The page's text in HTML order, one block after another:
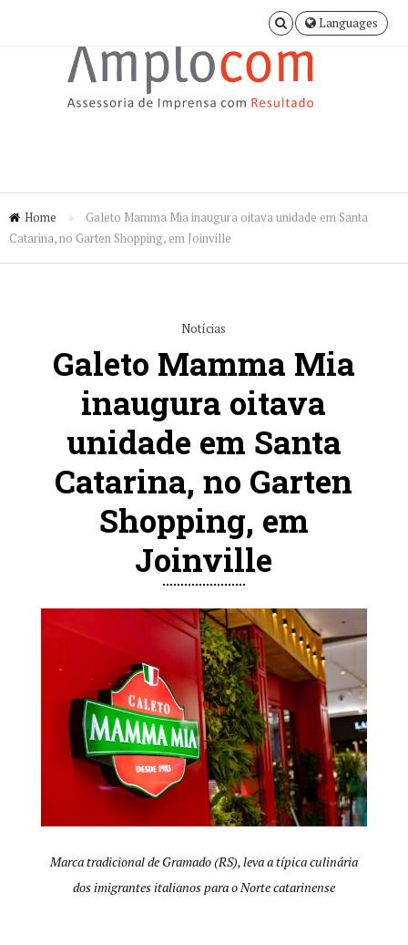
Languages
Home »
Galeto Mamma Mia inaugura oitava unidade em Santa
Catarina, no Garten Shopping, em Joinville
Notícias
Galeto Mamma Mia
inaugura oitava
unidade em Santa
Catarina, no Garten
Shopping, em
Joinville
Marca tradicional de Gramado (RS), leva a típica culinária
dos imigrantes italianos para o Norte catarinense